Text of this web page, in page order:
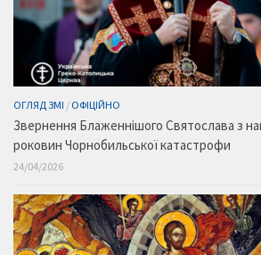
ОГЛЯД ЗМІ / ОФІЦІЙНО
Звернення Блаженнішого Святослава з
роковин Чорнобильської катастрофи
24/04/2026